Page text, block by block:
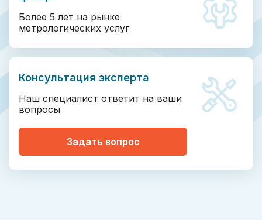
Более 5 лет на рынке
метрологических услуг
Консультация эксперта
Наш специалист ответит на ваши
вопросы
Задать вопрос